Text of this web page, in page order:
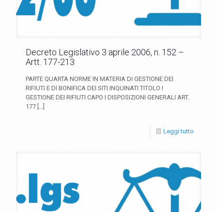
Decreto Legislativo 3 aprile 2006, n. 152 –
Artt. 177-213
PARTE QUARTA NORME IN MATERIA DI GESTIONE DEI
RIFIUTI E DI BONIFICA DEI SITI INQUINATI TITOLO I
GESTIONE DEI RIFIUTI CAPO I DISPOSIZIONI GENERALI ART.
177 […]
Leggi tutto